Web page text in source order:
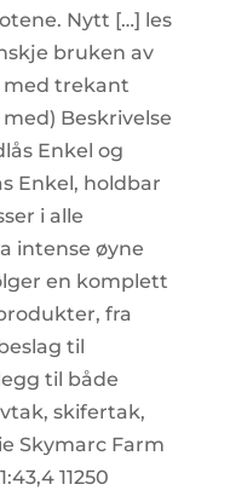
Nytt […] les
bruken av
med trekant
Beskrivelse
Enkel og
Enkel, holdbar
i alle
intense øyne
en komplett
fra
til
til både
skifertak,
Skymarc Farm
11250